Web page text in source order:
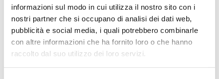
informazioni sul modo in cui utilizza il nostro sito con i
nostri partner che si occupano di analisi dei dati web,
pubblicità e social media, i quali potrebbero combinarle
con altre informazioni che ha fornito loro o che hanno
raccolto dal suo utilizzo dei loro servizi.
ALELUIÁ
8.580,00€
ALELUIÁ
8.980,00€